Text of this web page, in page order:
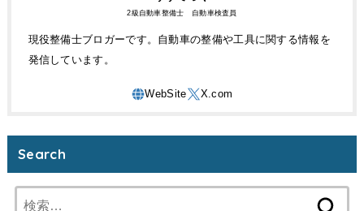
2級自動車整備士 自動車検査員
現役整備士ブロガーです。自動車の整備や工具に関する情報を
発信しています。
Search